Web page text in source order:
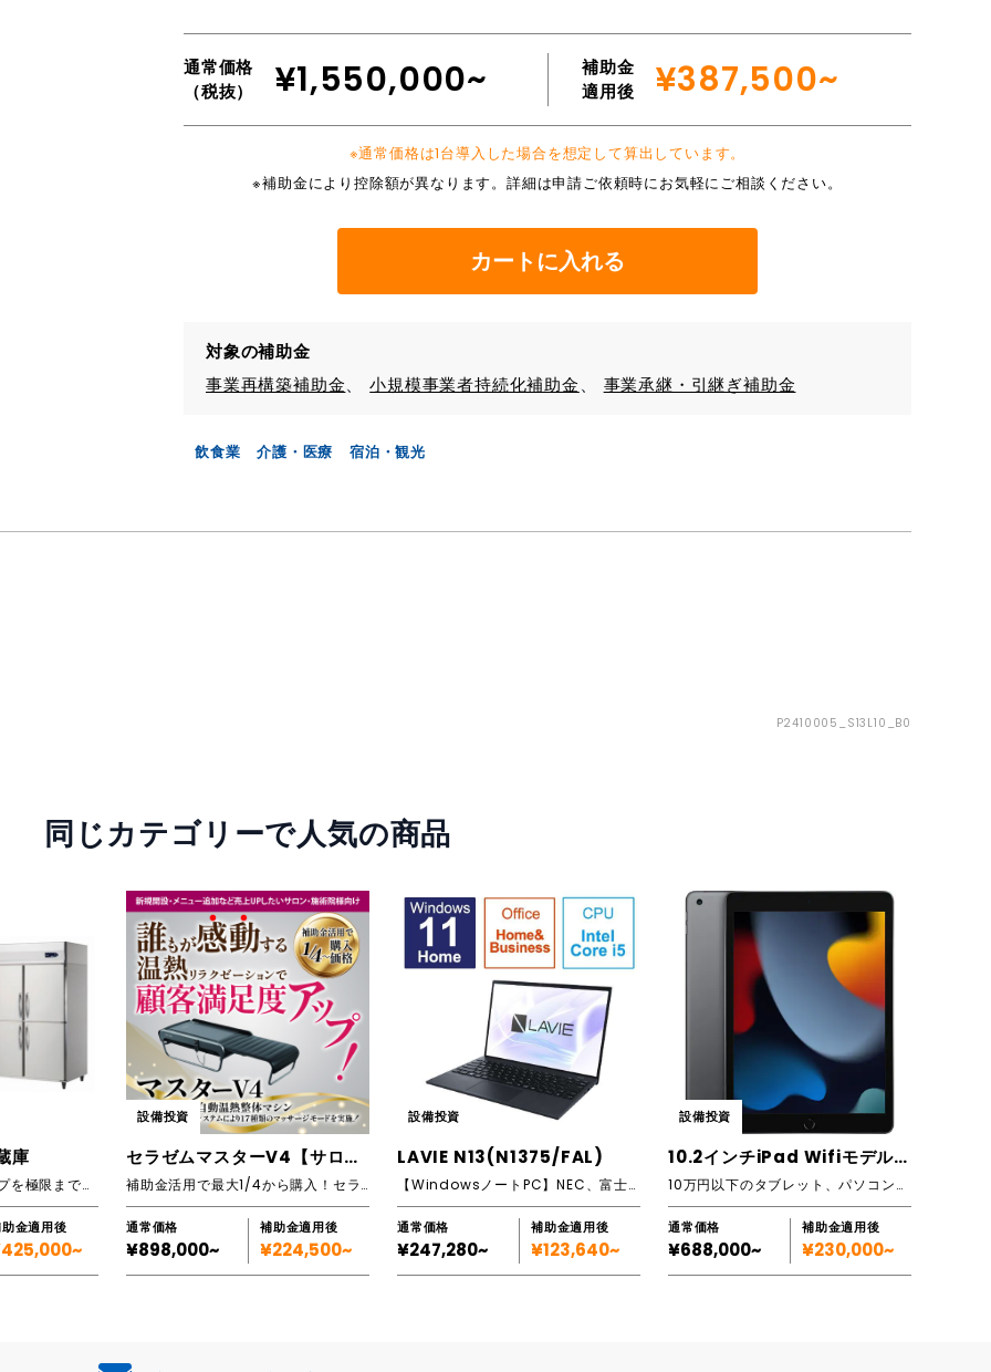
通常価格
（税抜）
¥1,550,000~
補助金
適用後
¥387,500~
※通常価格は1台導入した場合を想定して算出しています。
※補助金により控除額が異なります。詳細は申請ご依頼時にお気軽にご相談ください。
カートに入れる
対象の補助金
事業再構築補助金
小規模事業者持続化補助金 事業承継・引継ぎ補助金
飲食業 介護・医療 宿泊・観光
P2410005_S13L10_B0
同じカテゴリーで人気の商品
庫
【変色・臭い・ドリップを極限まで抑制】鮮度管理に対するこだわりが超一流になる電子式鮮度保持冷蔵庫（省エネ性能あり）
金適用後
設備投資
セラゼムマスターV4【サロンは補助金活用で購入可能(全国対応)】
補助金活用で最大1/4から購入！セラゼムマスターV4で、サロン新規開設やメニュー追加を実現し、売上アップにつなげましょう！
通常価格
¥898,000~
補助金適用後
¥224,500~
設備投資
LAVIE N13(N1375/FAL)
【WindowsノートPC】NEC、富士通、DELL等あり。スペックに合わせてご提案します！
通常価格
¥247,280~
補助金適用後
¥123,640~
設備投資
10.2インチiPad Wifiモデル（10台）
10万円以下のタブレット、パソコンが実質負担1/3で導入可能
通常価格
¥688,000~
補助金適用後
¥230,000~